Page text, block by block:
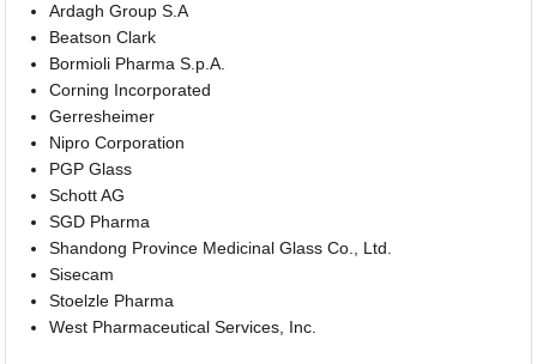
Ardagh Group S.A
Beatson Clark
Bormioli Pharma S.p.A.
Corning Incorporated
Gerresheimer
Nipro Corporation
PGP Glass
Schott AG
SGD Pharma
Shandong Province Medicinal Glass Co., Ltd.
Sisecam
Stoelzle Pharma
West Pharmaceutical Services, Inc.